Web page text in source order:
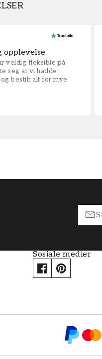
opplevelse
veldig fleksible på
seg at vi hadde
bestilt alt for mye
Sosiale medier